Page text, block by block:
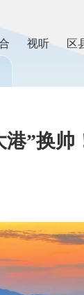
视听 区
港”换